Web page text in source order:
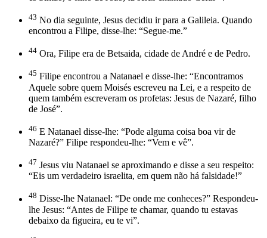
43 No dia seguinte, Jesus decidiu ir para a Galileia. Quando
encontrou a Filipe, disse-lhe: “Segue-me.”
44 Ora, Filipe era de Betsaida, cidade de André e de Pedro.
45 Filipe encontrou a Natanael e disse-lhe: “Encontramos
Aquele sobre quem Moisés escreveu na Lei, e a respeito de
quem também escreveram os profetas: Jesus de Nazaré, filho
de José”.
46 E Natanael disse-lhe: “Pode alguma coisa boa vir de
Nazaré?” Filipe respondeu-lhe: “Vem e vê”.
47 Jesus viu Natanael se aproximando e disse a seu respeito:
“Eis um verdadeiro israelita, em quem não há falsidade!”
48 Disse-lhe Natanael: “De onde me conheces?” Respondeu-
lhe Jesus: “Antes de Filipe te chamar, quando tu estavas
debaixo da figueira, eu te vi”.